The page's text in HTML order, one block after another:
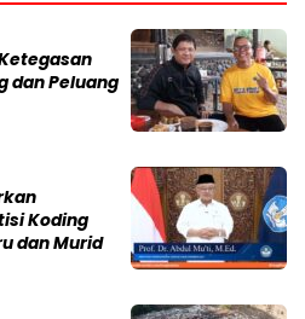
dan Peluang
Koding
dan Murid